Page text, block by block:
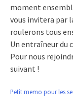
moment
vous invitera par
roulerons tous
Un entraîneur du
Pour nous
suivant !
Petit memo pour les